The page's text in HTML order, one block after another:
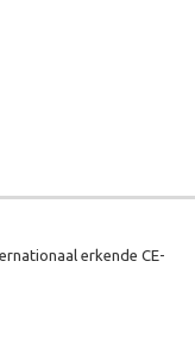
erkende CE-